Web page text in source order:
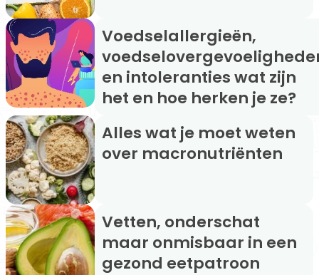
Voedselallergieën,
en intoleranties wat zijn
het en hoe herken je ze?
Alles wat je moet weten
over macronutriënten
Vetten, onderschat
maar onmisbaar in een
gezond eetpatroon